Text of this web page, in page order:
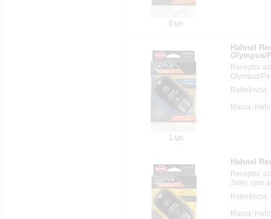
0 un
1 un
Hahnel
Olympus/
Receptor
Olympus/
Marca:
Hahnel
Receptor
Sony, com
Marca: